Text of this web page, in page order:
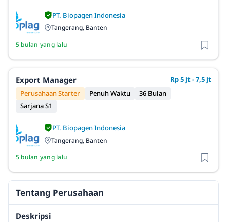
PT. Biopagen Indonesia
Tangerang, Banten
5 bulan yang lalu
Export Manager
Rp 5 jt - 7,5 jt
Perusahaan Starter
Penuh Waktu
36 Bulan
Sarjana S1
PT. Biopagen Indonesia
Tangerang, Banten
5 bulan yang lalu
Tentang Perusahaan
Deskripsi